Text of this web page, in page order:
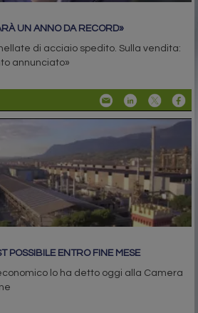
UN ANNO DA RECORD»
di acciaio spedito. Sulla vendita:
annunciato»
POSSIBILE ENTRO FINE MESE
lo ha detto oggi alla Camera